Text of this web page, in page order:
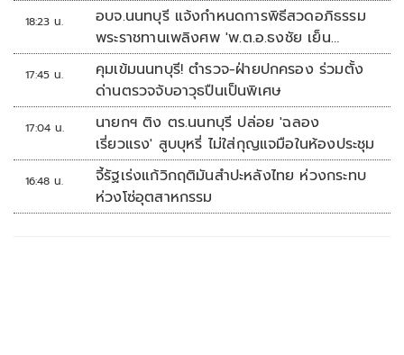
18:23 น.
อบจ.นนทบุรี แจ้งกำหนดการพิธีสวดอภิธรรม
พระราชทานเพลิงศพ 'พ.ต.อ.ธงชัย เย็น
ประเสริฐ'
17:45 น.
คุมเข้มนนทบุรี! ตำรวจ-ฝ่ายปกครอง ร่วมตั้ง
ด่านตรวจจับอาวุธปืนเป็นพิเศษ
17:04 น.
นายกฯ ติง ตร.นนทบุรี ปล่อย 'ฉลอง
เรี่ยวแรง' สูบบุหรี่ ไม่ใส่กุญแจมือในห้องประชุม
16:48 น.
จี้รัฐเร่งแก้วิกฤติมันสำปะหลังไทย ห่วงกระทบ
ห่วงโซ่อุตสาหกรรม